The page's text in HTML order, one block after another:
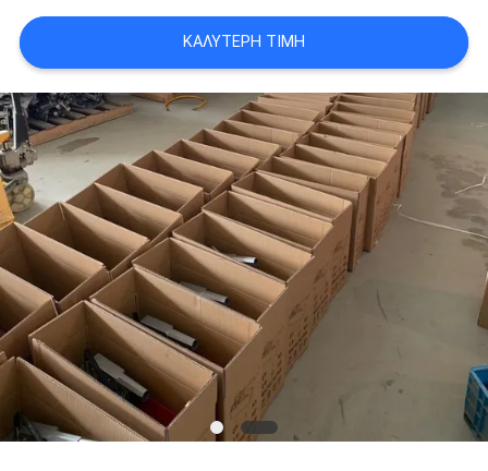
ΠΡΟΣΦΟΡΆ
SITEMAP
PRIVACY
POLICY
ΚΑΛΎΤΕΡΗ ΤΙΜΉ